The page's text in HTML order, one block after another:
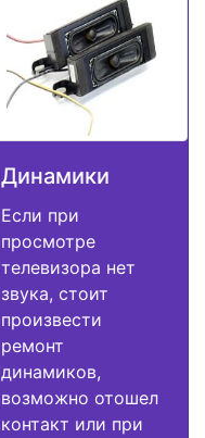
Динамики
Если при
просмотре
телевизора нет
звука, стоит
произвести
ремонт
динамиков,
возможно отошел
контакт или при